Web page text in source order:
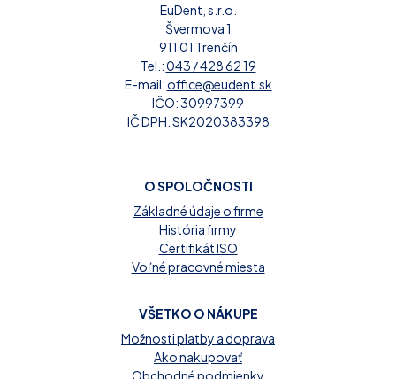
EuDent, s.r.o.
Švermova 1
911 01 Trenčín
Tel.:043 / 428 62 19
E-mail:office@eudent.sk
IČO: 30997399
IČ DPH:SK2020383398
O SPOLOČNOSTI
Základné údaje o firme
História firmy
Certifikát ISO
Voľné pracovné miesta
VŠETKO O NÁKUPE
Možnosti platby a doprava
Ako nakupovať
Obchodné podmienky